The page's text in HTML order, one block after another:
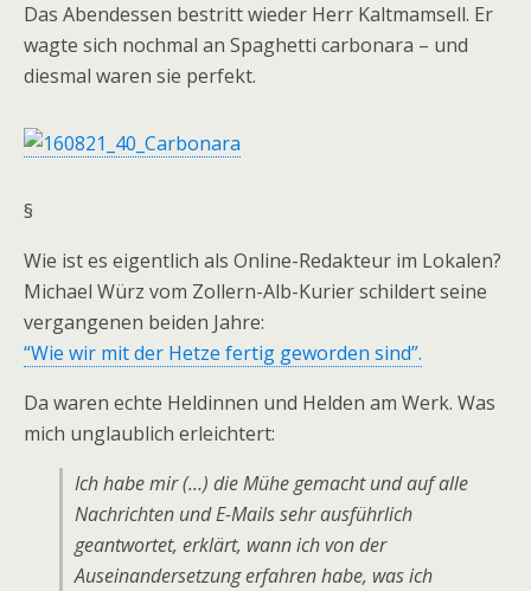
Das Abendessen bestritt wieder Herr Kaltmamsell. Er
wagte sich nochmal an Spaghetti carbonara – und
diesmal waren sie perfekt.
§
Wie ist es eigentlich als Online-Redakteur im Lokalen?
Michael Würz vom Zollern-Alb-Kurier schildert seine
vergangenen beiden Jahre:
“Wie wir mit der Hetze fertig geworden sind”.
Da waren echte Heldinnen und Helden am Werk. Was
mich unglaublich erleichtert:
Ich habe mir (…) die Mühe gemacht und auf alle
Nachrichten und E-Mails sehr ausführlich
geantwortet, erklärt, wann ich von der
Auseinandersetzung erfahren habe, was ich